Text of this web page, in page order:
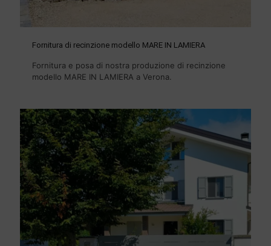
Fornitura di recinzione modello MARE IN LAMIERA
Fornitura e posa di nostra produzione di recinzione
modello MARE IN LAMIERA a Verona.